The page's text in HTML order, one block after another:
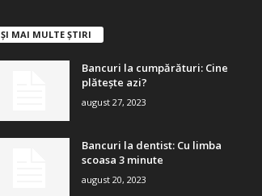
ȘI MAI MULTE ȘTIRI
Bancuri la cumpărături: Cine
plătește azi?
august 27, 2023
Bancuri la dentist: Cu limba
scoasa 3 minute
august 20, 2023